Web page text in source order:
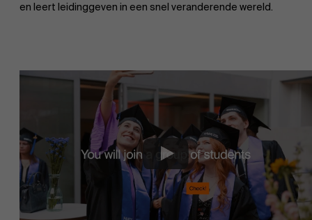
en leert leidinggeven in een snel veranderende wereld.